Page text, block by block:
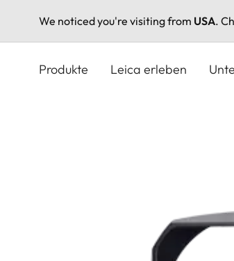
We noticed you're visiting from USA.
Produkte Leica erleben